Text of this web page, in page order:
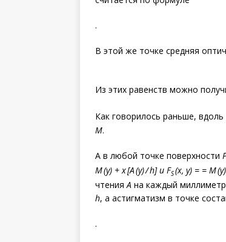
.
В этой же точке средняя
Из этих равенств можно
Как говорилось раньше,
M.
А в любой точке поверхности
M (y) + x [A (y) / h] и FS(x, y) = = M
чтенияА на каждый
h, а астигматизм в точке
.